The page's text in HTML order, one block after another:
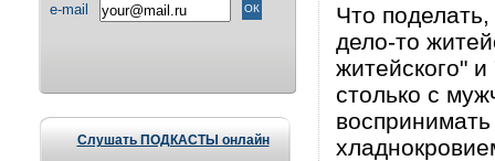
e-mail
Слушать ПОДКАСТЫ онлайн
Что
дело-то
житейского"
столько с